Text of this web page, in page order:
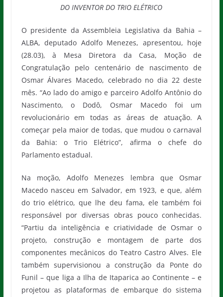
DO INVENTOR DO TRIO ELÉTRICO
O presidente da Assembleia Legislativa da Bahia –
ALBA, deputado Adolfo Menezes, apresentou, hoje
(28.03), à Mesa Diretora da Casa, Moção de
Congratulação pelo centenário de nascimento de
Osmar Álvares Macedo, celebrado no dia 22 deste
mês. “Ao lado do amigo e parceiro Adolfo Antônio do
Nascimento, o Dodô, Osmar Macedo foi um
revolucionário em todas as áreas de atuação. A
começar pela maior de todas, que mudou o carnaval
da Bahia: o Trio Elétrico”, afirma o chefe do
Parlamento estadual.
Na moção, Adolfo Menezes lembra que Osmar
Macedo nasceu em Salvador, em 1923, e que, além
do trio elétrico, que lhe deu fama, ele também foi
responsável por diversas obras pouco conhecidas.
“Partiu da inteligência e criatividade de Osmar o
projeto, construção e montagem de parte dos
componentes mecânicos do Teatro Castro Alves. Ele
também supervisionou a construção da Ponte do
Funil – que liga a Ilha de Itaparica ao Continente – e
projetou as plataformas de embarque do sistema